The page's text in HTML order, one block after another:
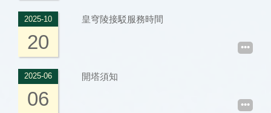
2025-10
20
皇穹陵接駁服務時間
•••
2025-06
06
開塔須知
•••